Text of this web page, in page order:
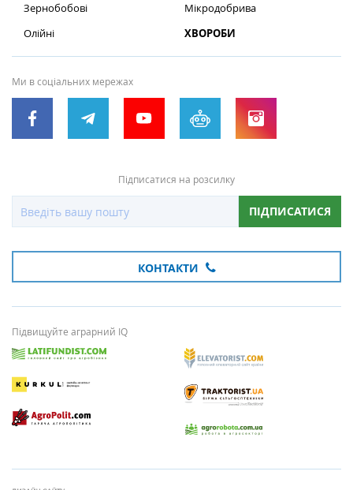
Зернобобові
Олійні
Мікродобрива
ХВОРОБИ
Ми в соціальних мережах
Підписатися на розсилку
ПІДПИСАТИСЯ
КОНТАКТИ
Підвищуйте аграрний IQ